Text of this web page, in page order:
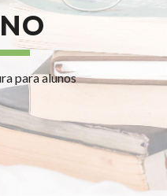
para alunos